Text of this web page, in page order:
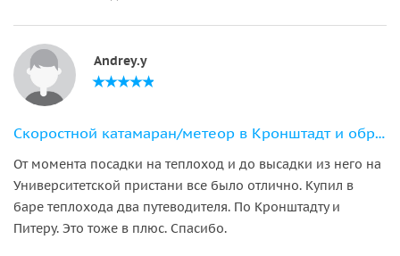
Andrey.y
Скоростной катамаран/метеор в Кронштадт и обратно
От момента посадки на теплоход и до высадки из него на
Университетской пристани все было отлично. Купил в
баре теплохода два путеводителя. По Кронштадту и
Питеру. Это тоже в плюс. Спасибо.